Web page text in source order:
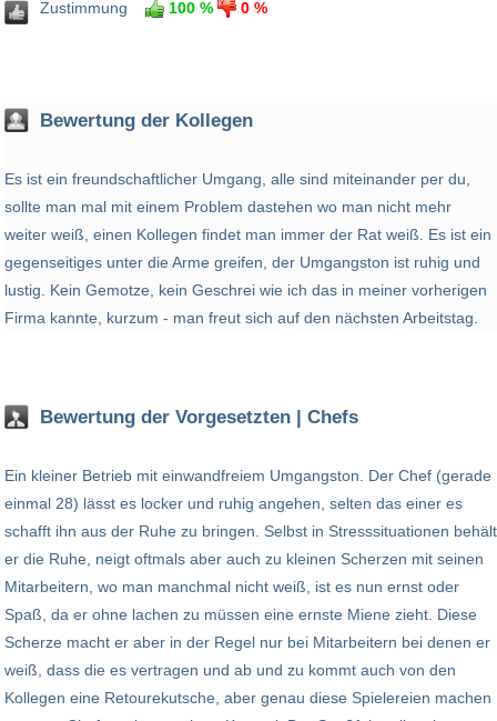
Zustimmung
100 %
0 %
Bewertung der Kollegen
Es ist ein freundschaftlicher Umgang, alle sind miteinander per du,
sollte man mal mit einem Problem dastehen wo man nicht mehr
weiter weiß, einen Kollegen findet man immer der Rat weiß. Es ist ein
gegenseitiges unter die Arme greifen, der Umgangston ist ruhig und
lustig. Kein Gemotze, kein Geschrei wie ich das in meiner vorherigen
Firma kannte, kurzum - man freut sich auf den nächsten Arbeitstag.
Bewertung der Vorgesetzten | Chefs
Ein kleiner Betrieb mit einwandfreiem Umgangston. Der Chef (gerade
einmal 28) lässt es locker und ruhig angehen, selten das einer es
schafft ihn aus der Ruhe zu bringen. Selbst in Stresssituationen behält
er die Ruhe, neigt oftmals aber auch zu kleinen Scherzen mit seinen
Mitarbeitern, wo man manchmal nicht weiß, ist es nun ernst oder
Spaß, da er ohne lachen zu müssen eine ernste Miene zieht. Diese
Scherze macht er aber in der Regel nur bei Mitarbeitern bei denen er
weiß, dass die es vertragen und ab und zu kommt auch von den
Kollegen eine Retourekutsche, aber genau diese Spielereien machen